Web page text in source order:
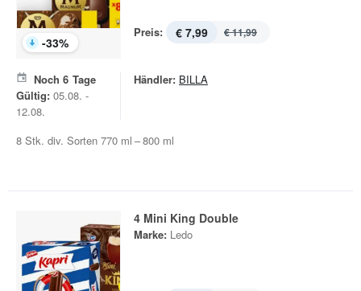
-33%
Preis: € 7,99 € 11,99
Noch 6 Tage
Gültig: 05.08. -
12.08.
Händler: BILLA
8 Stk. div. Sorten 770 ml – 800 ml
4 Mini King Double
Marke: Ledo